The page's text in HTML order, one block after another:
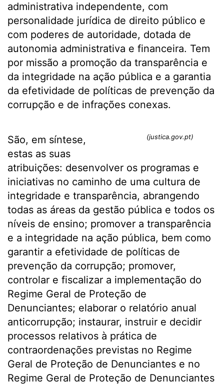
administrativa independente, com
personalidade jurídica de direito público e
com poderes de autoridade, dotada de
autonomia administrativa e financeira. Tem
por missão a promoção da transparência e
da integridade na ação pública e a garantia
da efetividade de políticas de prevenção da
corrupção e de infrações conexas.
(justica.gov.pt)
São, em síntese,
estas as suas
atribuições: desenvolver os programas e
iniciativas no caminho de uma cultura de
integridade e transparência, abrangendo
todas as áreas da gestão pública e todos os
níveis de ensino; promover a transparência
e a integridade na ação pública, bem como
garantir a efetividade de políticas de
prevenção da corrupção; promover,
controlar e fiscalizar a implementação do
Regime Geral de Proteção de
Denunciantes; elaborar o relatório anual
anticorrupção; instaurar, instruir e decidir
processos relativos à prática de
contraordenações previstas no Regime
Geral de Proteção de Denunciantes e no
Regime Geral de Proteção de Denunciantes